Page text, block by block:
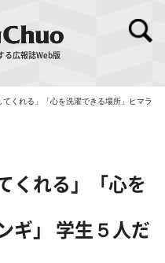
る広報誌Web版
てくれる」「心を洗濯できる場所」 ヒマラヤ
くれる」「心を
ギ」 学生５人だ